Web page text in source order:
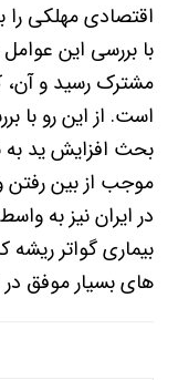
اقتصادی مهلکی را
با بررسی این
مشترک رسید و آن،
است. از این رو با
بحث افزایش ید
موجب از بین
در ایران نیز به
بیماری گواتر
های بسیار موفق